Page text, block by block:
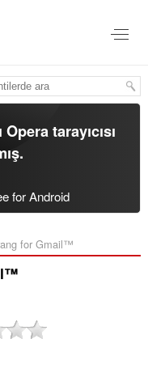
Opera tarayıcısı
for Android
for Gmail™‎